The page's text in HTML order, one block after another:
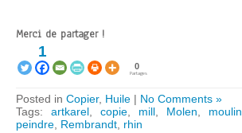
Merci de partager !
1
0
Partages
Posted in Copier, Huile | No Comments »
Tags: artkarel copie mill Molen moulin
peindre Rembrandt rhin